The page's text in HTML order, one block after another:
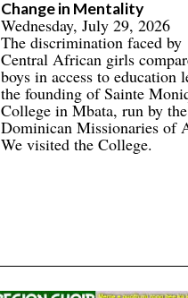
Change in Mentality
Wednesday, July 29, 2026
The discrimination faced by
Central African girls
boys in access to education
the founding of Sainte
College in Mbata, run by the
Dominican Missionaries of
We visited the College.